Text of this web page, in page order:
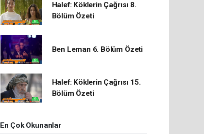
Halef: Köklerin Çağrısı 8.
Bölüm Özeti
Ben Leman 6. Bölüm Özeti
Halef: Köklerin Çağrısı 15.
Bölüm Özeti
En Çok Okunanlar